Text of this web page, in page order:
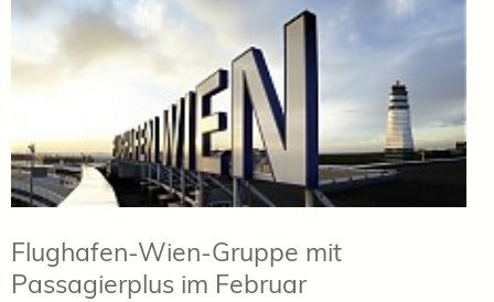
Flughafen-Wien-Gruppe mit
Passagierplus im Februar